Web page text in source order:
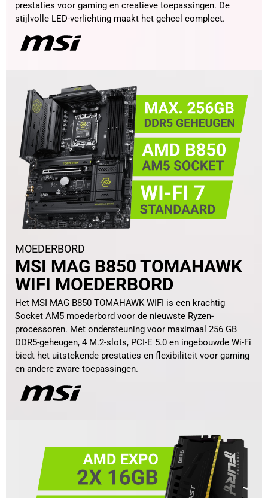
prestaties voor gaming en creatieve toepassingen. De
stijlvolle LED-verlichting maakt het geheel compleet.
MOEDERBORD
MSI MAG B850 TOMAHAWK
WIFI MOEDERBORD
Het MSI MAG B850 TOMAHAWK WIFI is een krachtig
Socket AM5 moederbord voor de nieuwste Ryzen-
processoren. Met ondersteuning voor maximaal 256 GB
DDR5-geheugen, 4 M.2-slots, PCI-E 5.0 en ingebouwde Wi-Fi
biedt het uitstekende prestaties en flexibiliteit voor gaming
en andere zware toepassingen.